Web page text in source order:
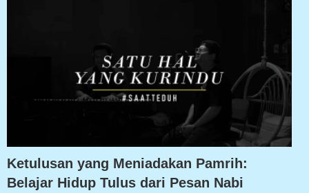
Ketulusan yang Meniadakan Pamrih:
Belajar Hidup Tulus dari Pesan Nabi